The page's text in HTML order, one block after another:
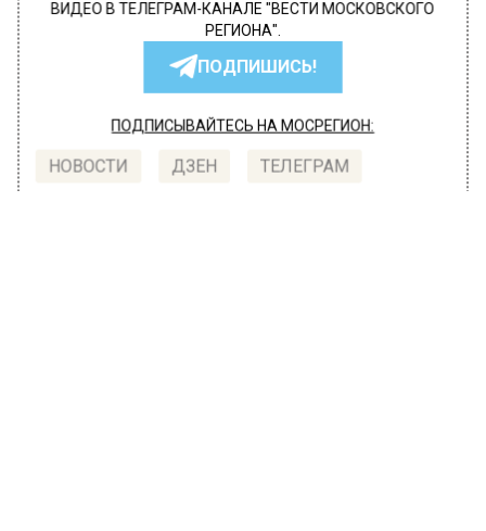
ВИДЕО В ТЕЛЕГРАМ-КАНАЛЕ "ВЕСТИ МОСКОВСКОГО
РЕГИОНА".
ПОДПИШИСЬ!
ПОДПИСЫВАЙТЕСЬ НА МОСРЕГИОН:
НОВОСТИ ДЗЕН ТЕЛЕГРАМ